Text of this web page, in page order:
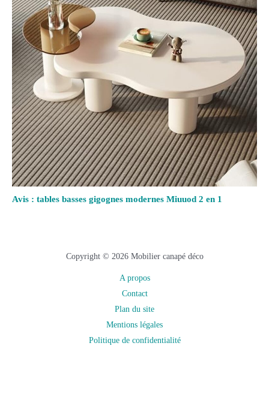
Avis : tables basses gigognes modernes Miuuod 2 en 1
Copyright © 2026 Mobilier canapé déco
A propos
Contact
Plan du site
Mentions légales
Politique de confidentialité